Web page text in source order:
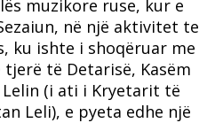
muzikore ruse, kur e
në një aktivitet te
ku ishte i shoqëruar me
të Detarisë, Kasëm
Lelin (i ati i Kryetarit të
Leli), e pyeta edhe një